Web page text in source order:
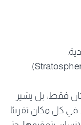
فقط، بل يشير
في كل مكان تقريبًا